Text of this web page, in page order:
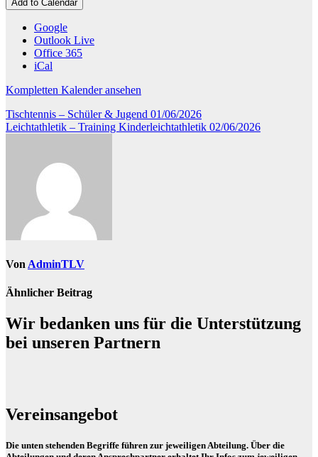
Add to Calendar
Google
Outlook Live
Office 365
iCal
Kompletten Kalender ansehen
Beitragsnavigation
Tischtennis – Schüler & Jugend 01/06/2026
Leichtathletik – Training Kinderleichtathletik 02/06/2026
Von AdminTLV
Ähnlicher Beitrag
Wir bedanken uns für die Unterstützung
bei unseren Partnern
Vereinsangebot
Die unten stehenden Begriffe führen zur jeweiligen Abteilung. Über die